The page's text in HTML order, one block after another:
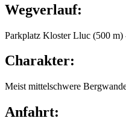
Wegverlauf:
Parkplatz Kloster Lluc (500 m)
Charakter:
Meist mittelschwere
Anfahrt: